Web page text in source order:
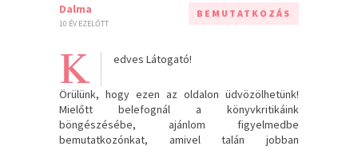
Dalma
10 ÉV EZELŐTT
BEMUTATKOZÁS
K edves Látogató!
Örülünk, hogy ezen az oldalon üdvözölhetünk!
Mielőtt belefognál a könyvkritikáink
böngészésébe, ajánlom figyelmedbe
bemutatkozónkat, amivel talán jobban